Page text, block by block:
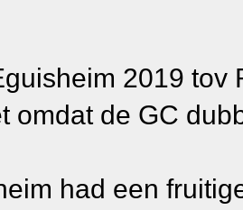
2019 tov
omdat de GC
had een